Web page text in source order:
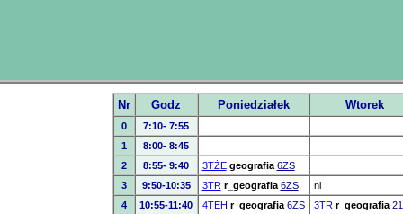
Nr Godz Poniedziałek Wtorek
0
7:10- 7:55
1
8:00- 8:45
2
8:55- 9:40 3TŻE geografia 6ZS
3
9:50-10:35 3TR r_geografia 6ZS
ni
4
10:55-11:40 4TEH r_geografia 6ZS 3TR r_geografia